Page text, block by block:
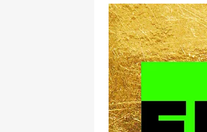
Email